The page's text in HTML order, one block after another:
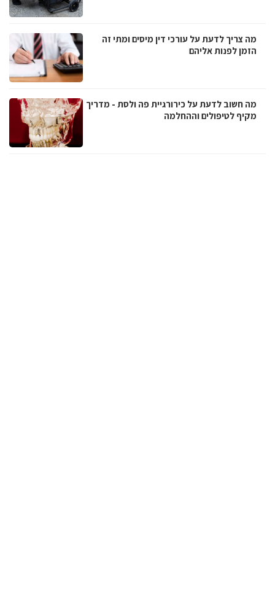
מה צריך לדעת על עורכי דין מיסים ומתי זה
הזמן לפנות אליהם
מה חשוב לדעת על כירורגיית פה ולסת - מדריך
מקיף לטיפולים וההחלמה